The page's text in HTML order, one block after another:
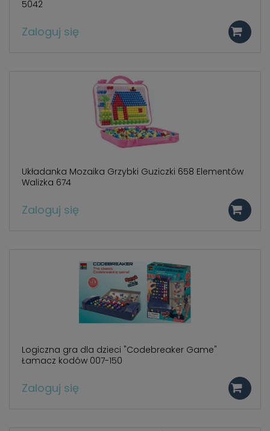
5042
Zaloguj się
Układanka Mozaika Grzybki Guziczki 658 Elementów
Walizka 674
Zaloguj się
Logiczna gra dla dzieci "Codebreaker Game"
Łamacz kodów 007-150
Zaloguj się